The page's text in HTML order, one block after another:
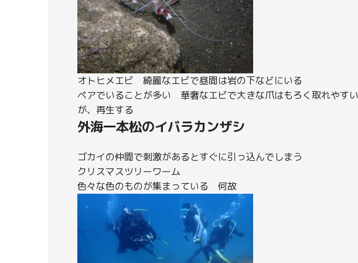
オトヒメエビ 綺麗なエビで昼間は岩の下などにいる
ペアでいることが多い 華奢なエビで大きな爪はもろく取れやすい
が、再生する
外海一本松のイバラカンザシ
ゴカイの仲間で刺激があるとすぐに引っ込んでしまう
クリスマスツリーワーム
色々な色のものが集まっている 何故